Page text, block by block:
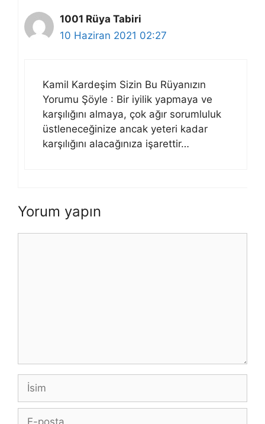
1001 Rüya Tabiri
10 Haziran 2021 02:27
Kamil Kardeşim Sizin Bu Rüyanızın
Yorumu Şöyle : Bir iyilik yapmaya ve
karşılığını almaya, çok ağır sorumluluk
üstleneceğinize ancak yeteri kadar
karşılığını alacağınıza işarettir…
Yorum yapın
İsim